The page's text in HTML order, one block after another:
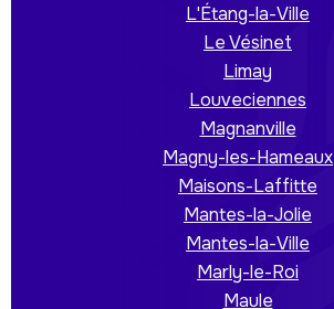
L'Étang-la-Ville
Le Vésinet
Limay
Louveciennes
Magnanville
Magny-les-Hameaux
Maisons-Laffitte
Mantes-la-Jolie
Mantes-la-Ville
Marly-le-Roi
Maule